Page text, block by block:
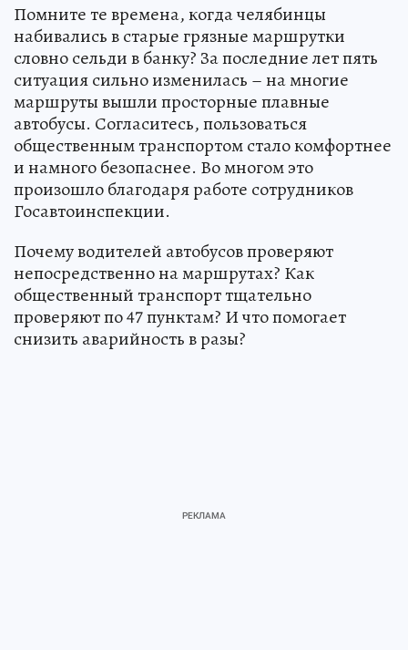
Помните те времена, когда челябинцы
набивались в старые грязные маршрутки
словно сельди в банку? За последние лет пять
ситуация сильно изменилась – на многие
маршруты вышли просторные плавные
автобусы. Согласитесь, пользоваться
общественным транспортом стало комфортнее
и намного безопаснее. Во многом это
произошло благодаря работе сотрудников
Госавтоинспекции.
Почему водителей автобусов проверяют
непосредственно на маршрутах? Как
общественный транспорт тщательно
проверяют по 47 пунктам? И что помогает
снизить аварийность в разы?